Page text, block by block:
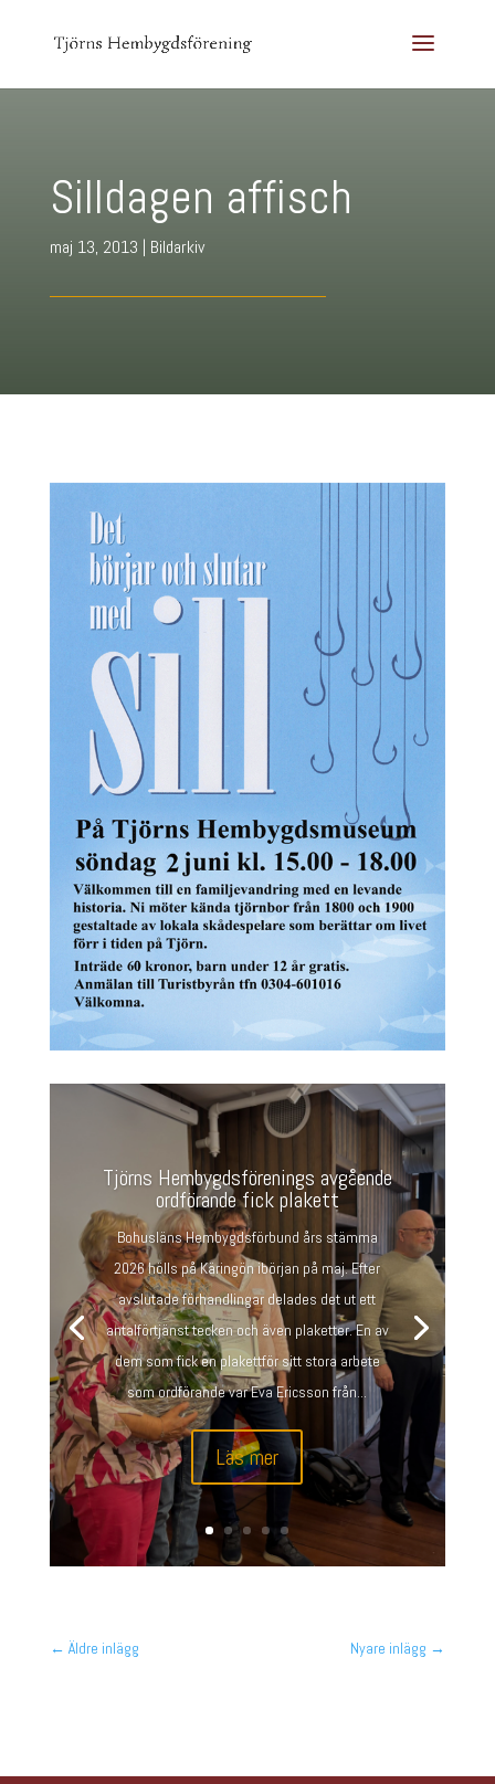
Silldagen affisch
maj 13, 2013 | Bildarkiv
Tjörns Hembygdsförenings avgående
ordförande fick plakett
Bohusläns Hembygdsförbund års stämma
2026 hölls på Käringön ibörjan på maj. Efter
avslutade förhandlingar delades det ut ett
antalförtjänst tecken och även plaketter. En av
dem som fick en plakettför sitt stora arbete
som ordförande var Eva Ericsson från...
Läs mer
← Äldre inlägg Nyare inlägg →